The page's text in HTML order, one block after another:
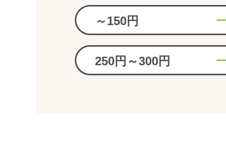
～150円
250円～300円